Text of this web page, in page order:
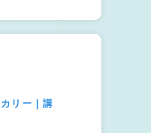
リー｜講